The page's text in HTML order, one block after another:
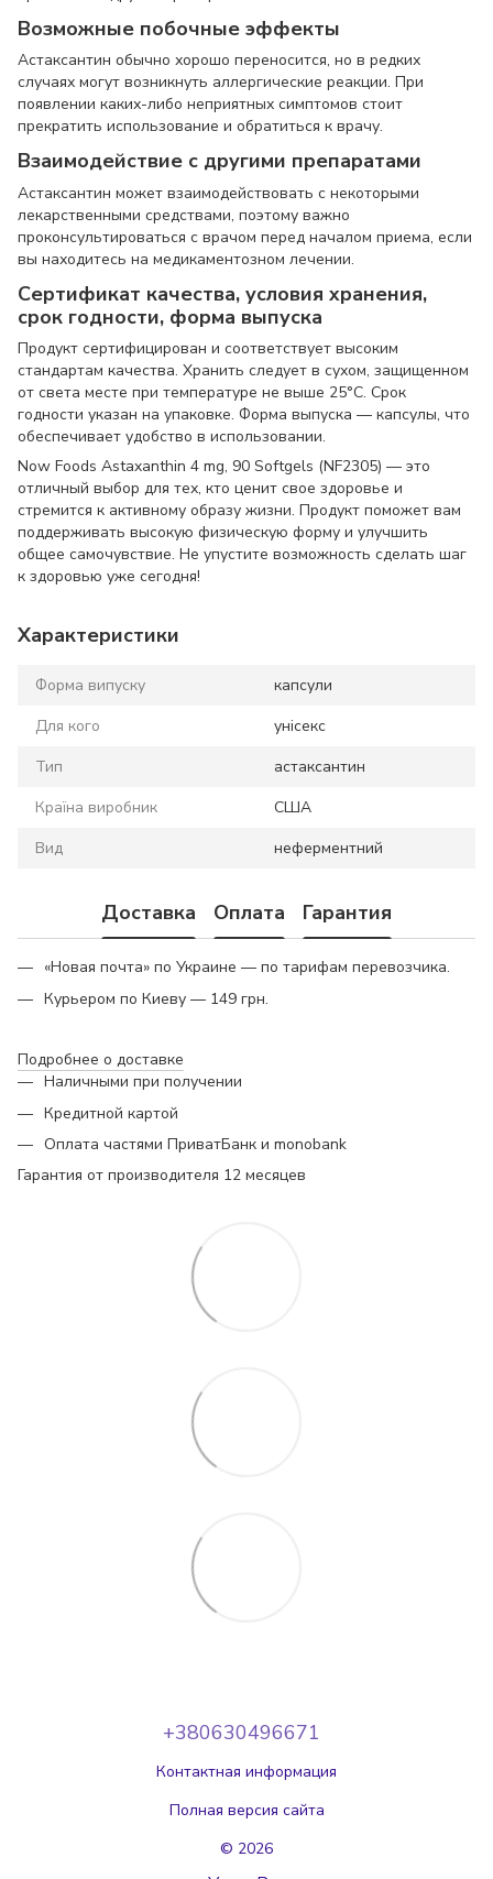
Возможные побочные эффекты
Астаксантин обычно хорошо переносится, но в редких
случаях могут возникнуть аллергические реакции. При
появлении каких-либо неприятных симптомов стоит
прекратить использование и обратиться к врачу.
Взаимодействие с другими препаратами
Астаксантин может взаимодействовать с некоторыми
лекарственными средствами, поэтому важно
проконсультироваться с врачом перед началом приема, если
вы находитесь на медикаментозном лечении.
Сертификат качества, условия хранения,
срок годности, форма выпуска
Продукт сертифицирован и соответствует высоким
стандартам качества. Хранить следует в сухом, защищенном
от света месте при температуре не выше 25°C. Срок
годности указан на упаковке. Форма выпуска — капсулы, что
обеспечивает удобство в использовании.
Now Foods Astaxanthin 4 mg, 90 Softgels (NF2305) — это
отличный выбор для тех, кто ценит свое здоровье и
стремится к активному образу жизни. Продукт поможет вам
поддерживать высокую физическую форму и улучшить
общее самочувствие. Не упустите возможность сделать шаг
к здоровью уже сегодня!
Характеристики
Форма випуску
капсули
Для кого
унісекс
Тип
астаксантин
Країна виробник
США
Вид
неферментний
Доставка Оплата Гарантия
«Новая почта» по Украине — по тарифам перевозчика.
Курьером по Киеву — 149 грн.
Подробнее о доставке
Наличными при получении
Кредитной картой
Оплата частями ПриватБанк и monobank
Гарантия от производителя 12 месяцев
+380630496671
Контактная информация
Полная версия сайта
© 2026